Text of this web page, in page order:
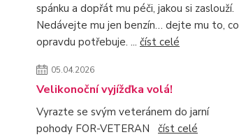
spánku a dopřát mu péči, jakou si zaslouží.
Nedávejte mu jen benzín… dejte mu to, co
opravdu potřebuje. ... číst celé
05.04.2026
Velikonoční vyjížďka volá!
Vyrazte se svým veteránem do jarní
pohody FOR-VETERAN číst celé